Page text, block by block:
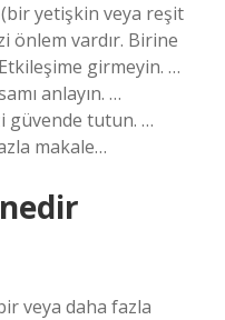
yetişkin veya reşit
önlem vardır. Birine
girmeyin. …
anlayın. …
güvende tutun. …
makale…
veya daha fazla